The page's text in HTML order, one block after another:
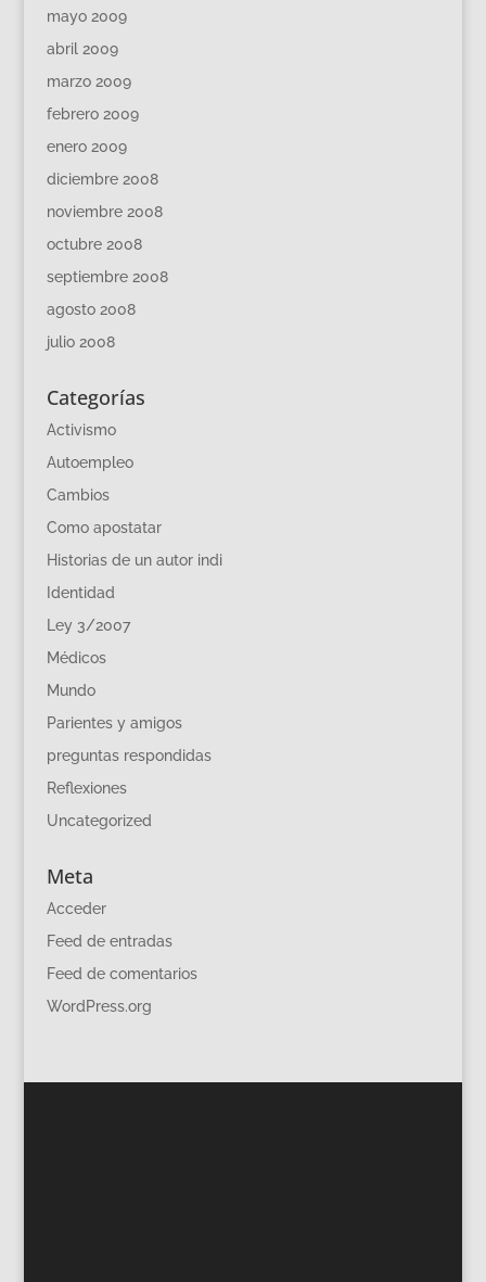
mayo 2009
abril 2009
marzo 2009
febrero 2009
enero 2009
diciembre 2008
noviembre 2008
octubre 2008
septiembre 2008
agosto 2008
julio 2008
Categorías
Activismo
Autoempleo
Cambios
Como apostatar
Historias de un autor indi
Identidad
Ley 3/2007
Médicos
Mundo
Parientes y amigos
preguntas respondidas
Reflexiones
Uncategorized
Meta
Acceder
Feed de entradas
Feed de comentarios
WordPress.org